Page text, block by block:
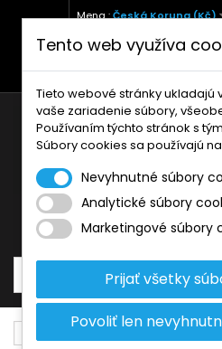
Mena :Česká Koruna (Kč)
+420 771 127 977
Košík0
Tento web využíva
Tieto webové stránky ukladajú
vaše zariadenie súbory,
Používaním týchto stránok s
Súbory cookies sa používajú
Nevyhnutné súbory
Analytické súbory
Marketingové súbory
Prijať všetky
Povoliť len